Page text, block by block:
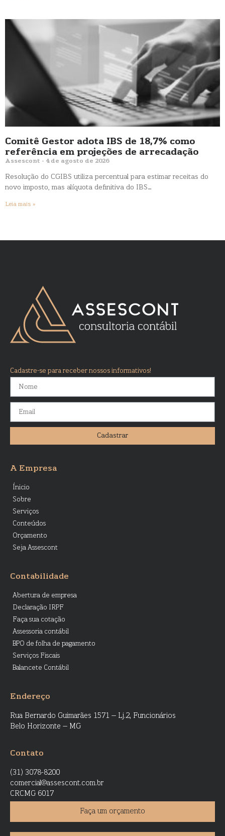
Comitê Gestor adota IBS de 18,7% como
referência em projeções de arrecadação
Assescont 4 de agosto de 2026
Resolução do CGIBS utiliza percentual para estimar receitas do
novo imposto, mas alíquota definitiva do IBS…
Leia mais »
Cadastre-se para receber nossos informativos!
Cadastrar
A Empresa
Ínicio
Sobre
Serviços
Conteúdos
Orçamento
Seja Assescont
Contabilidade
Abertura de empresa
Declaração IRPF
Faça sua cotação
Assessoria contábil
BPO de folha de pagamento
Serviços Fiscais
Balancete Contábil
Endereço
Rua Bernardo Guimarães 1571 – Lj.2, Funcionários
Belo Horizonte – MG
Contato
(31) 3078-8200
comercial@assescont.com.br
CRCMG 6017
Faça um orçamento